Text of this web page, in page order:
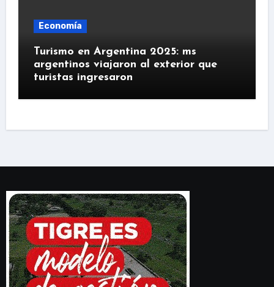
Economía
Turismo en Argentina 2025: ms
argentinos viajaron al exterior que
turistas ingresaron